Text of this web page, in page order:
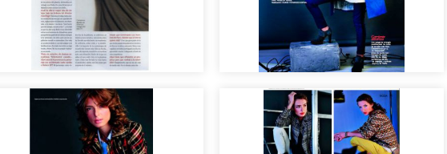
Editoriales publicadas en
Editorial de moda otoño
invierno 2013-2014